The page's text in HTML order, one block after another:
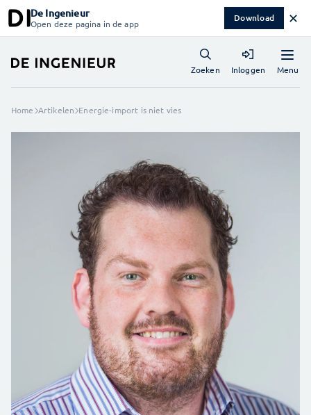
De Ingenieur
Open deze pagina in de app Download ✕
Menu
Zoeken Inloggen
Home Artikelen Energie-import is niet vies